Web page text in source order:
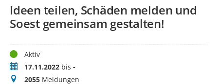
Ideen teilen, Schäden melden und
Soest gemeinsam gestalten!
StatusAktiv
Zeitraum17.11.2022 bis -
Meldungen
2055 Meldungen